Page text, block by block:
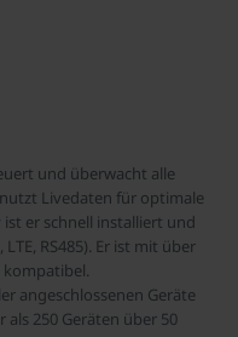
und überwacht alle
Livedaten für optimale
ist er schnell installiert und
RS485). Er ist mit über
kompatibel.
angeschlossenen Geräte
250 Geräten über 50